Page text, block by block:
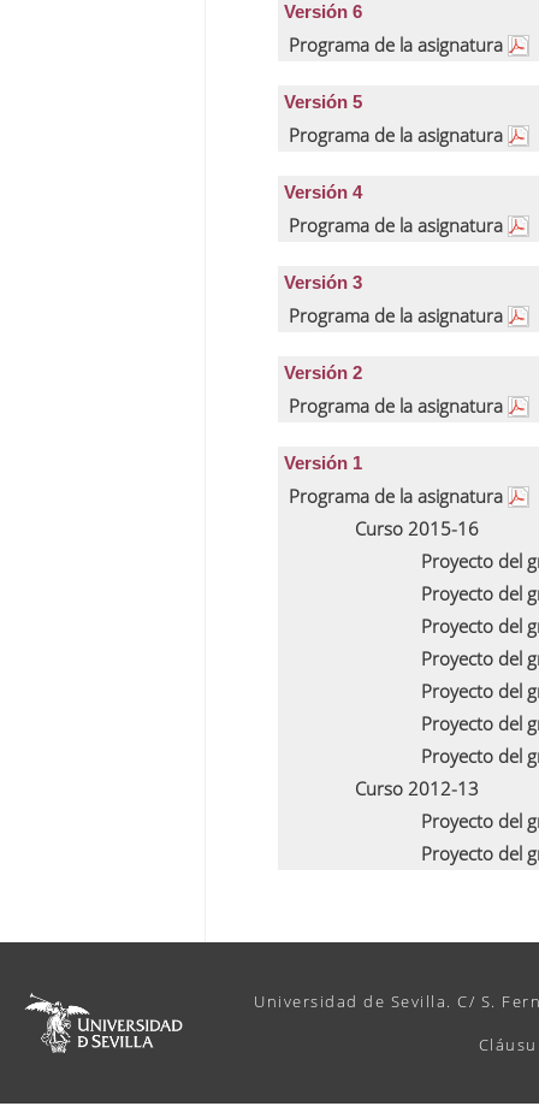
Versión 6
Programa de la asignatura
Versión 5
Programa de la asignatura
Versión 4
Programa de la asignatura
Versión 3
Programa de la asignatura
Versión 2
Programa de la asignatura
Versión 1
Programa de la asignatura
Curso 2015-16
Proyecto del
Proyecto del
Proyecto del
Proyecto del
Proyecto del
Proyecto del
Proyecto del
Curso 2012-13
Proyecto del
Proyecto del
Universidad de Sevilla. C/ S.